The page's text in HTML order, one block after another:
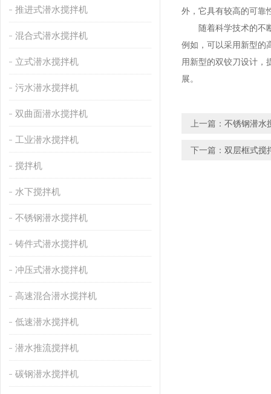
推进式潜水搅拌机
混合式潜水搅拌机
立式潜水搅拌机
污水潜水搅拌机
双曲面潜水搅拌机
工业潜水搅拌机
搅拌机
水下搅拌机
不锈钢潜水搅拌机
铸件式潜水搅拌机
冲压式潜水搅拌机
高速混合潜水搅拌机
低速潜水搅拌机
潜水推流搅拌机
碳钢潜水搅拌机
外，它具有较高的可靠
随着科学技术的不断
例如，可以采用新型的
用新型的双铰刀设计，
展。
上一篇： 不锈钢潜水
下一篇： 双层框式搅